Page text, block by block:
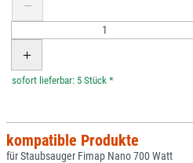
*
kompatible Produkte
für Staubsauger Fimap Nano 700 Watt